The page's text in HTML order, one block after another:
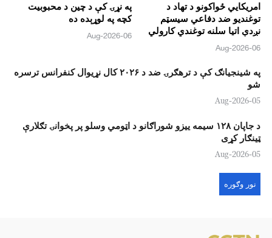
په نړۍ کې د چين د محبوبیت
کچه په لوړېده ده
06-Aug-2026
امریکايي ځواکونو د تهاد د
توغندیو ضد دفاعي سيسټم
نږدې اتيا سلنه توغندي کارولي
06-Aug-2026
په شينجيانګ کې د ترهګرۍ ضد د ۲۰۲۶ کال نړیوال کنفرانس ترسره
شو
05-Aug-2026
د جاپان ۱۲۸ سيمه ييزو شوراګانو د اټومي وسلو پر پخوانۍ تګلارې
ټينګار کړی
05-Aug-2026
نور وګوره